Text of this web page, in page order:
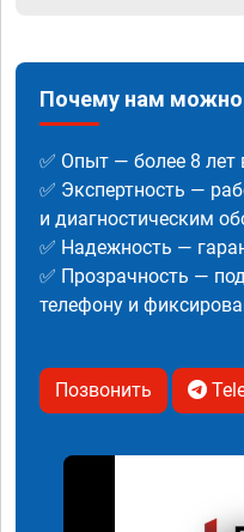
Почему нам можно
✅ Опыт — более 8 лет
✅ Экспертность —
и диагностическим
✅ Надежность —
✅ Прозрачность —
телефону и
Позвонить